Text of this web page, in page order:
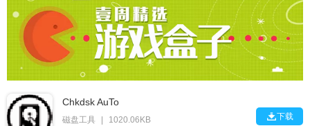
Chkdsk AuTo
磁盘工具
1020.06KB
下载